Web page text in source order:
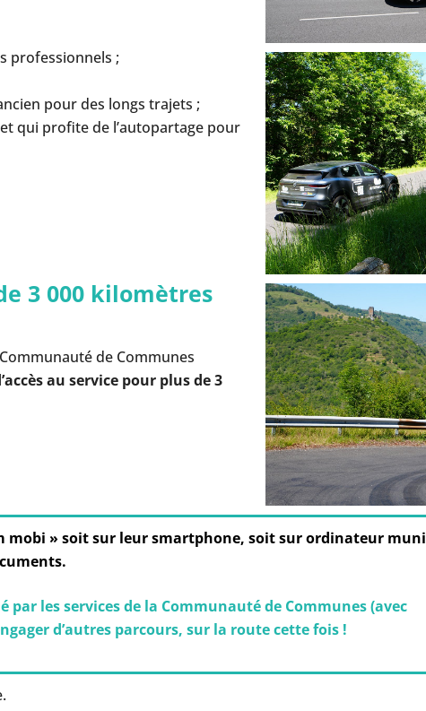
professionnels ;
pour des longs trajets ;
qui profite de l’autopartage pour
3 000 kilomètres
de Communes
au service pour plus de 3
mobi » soit sur leur smartphone, soit sur ordinateur muni
les services de la Communauté de Communes (avec
d’autres parcours, sur la route cette fois !